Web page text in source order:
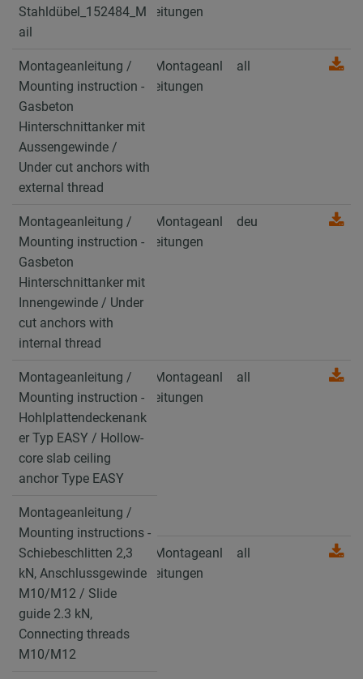
Stahldübel_152484_
Mail
eitungen
Montageanleitung /
Mounting instruction
- Gasbeton
Hinterschnittanker
mit Aussengewinde /
Under cut anchors
with external thread
Montageanl
eitungen
all
Montageanleitung /
Mounting instruction
- Gasbeton
Hinterschnittanker
mit Innengewinde /
Under cut anchors
with internal thread
Montageanl
eitungen
deu
Montageanleitung /
Mounting instruction
-
Hohlplattendeckenan
ker Typ EASY /
Hollow-core slab
EASY
Montageanl
eitungen
all
Montageanleitung /
Mounting
instructions -
Schiebeschlitten 2,3
kN,
Anschlussgewinde
Montageanl
eitungen
all
Stahldübel_152484_M
ail
Montageanleitung /
Mounting instruction -
Gasbeton
Hinterschnittanker mit
Aussengewinde /
Under cut anchors with
external thread
Montageanleitung /
Mounting instruction -
Gasbeton
Hinterschnittanker mit
Innengewinde / Under
cut anchors with
internal thread
Montageanleitung /
Mounting instruction -
Hohlplattendeckenank
er Typ EASY / Hollow-
core slab ceiling
anchor Type EASY
Montageanleitung /
Mounting instructions -
Schiebeschlitten 2,3
kN, Anschlussgewinde
M10/M12 / Slide
guide 2.3 kN,
Connecting threads
M10/M12